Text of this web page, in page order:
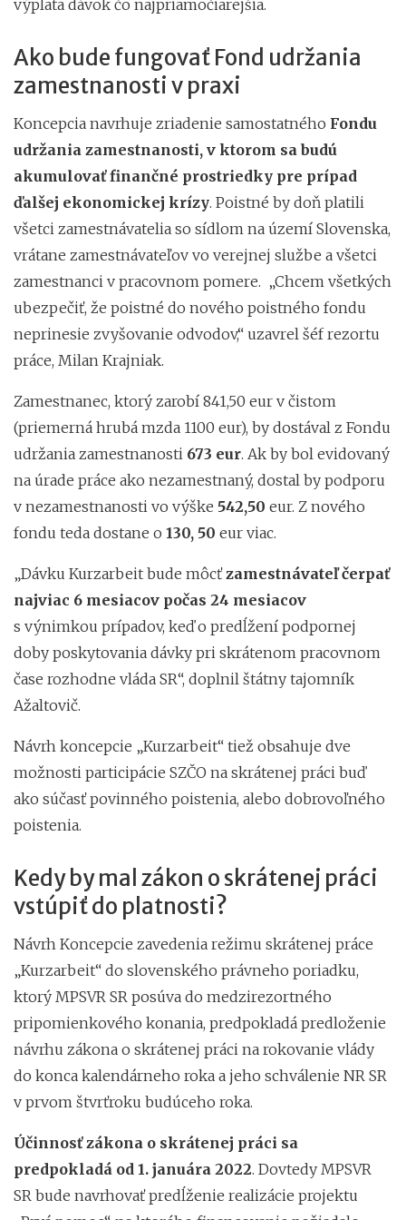
výplata dávok čo najpriamočiarejšia.
Ako bude fungovať Fond udržania
zamestnanosti v praxi
Koncepcia navrhuje zriadenie samostatného Fondu
udržania zamestnanosti, v ktorom sa budú
akumulovať finančné prostriedky pre prípad
ďalšej ekonomickej krízy. Poistné by doň platili
všetci zamestnávatelia so sídlom na území Slovenska,
vrátane zamestnávateľov vo verejnej službe a všetci
zamestnanci v pracovnom pomere. „Chcem všetkých
ubezpečiť, že poistné do nového poistného fondu
neprinesie zvyšovanie odvodov,“ uzavrel šéf rezortu
práce, Milan Krajniak.
Zamestnanec, ktorý zarobí 841,50 eur v čistom
(priemerná hrubá mzda 1100 eur), by dostával z Fondu
udržania zamestnanosti 673 eur. Ak by bol evidovaný
na úrade práce ako nezamestnaný, dostal by podporu
v nezamestnanosti vo výške 542,50 eur. Z nového
fondu teda dostane o 130, 50 eur viac.
„Dávku Kurzarbeit bude môcťzamestnávateľ čerpať
najviac 6 mesiacov počas 24 mesiacov
s výnimkou prípadov, keď o predĺžení podpornej
doby poskytovania dávky pri skrátenom pracovnom
čase rozhodne vláda SR“, doplnil štátny tajomník
Ažaltovič.
Návrh koncepcie „Kurzarbeit“ tiež obsahuje dve
možnosti participácie SZČO na skrátenej práci buď
ako súčasť povinného poistenia, alebo dobrovoľného
poistenia.
Kedy by mal zákon o skrátenej práci
vstúpiť do platnosti?
Návrh Koncepcie zavedenia režimu skrátenej práce
„Kurzarbeit“ do slovenského právneho poriadku,
ktorý MPSVR SR posúva do medzirezortného
pripomienkového konania, predpokladá predloženie
návrhu zákona o skrátenej práci na rokovanie vlády
do konca kalendárneho roka a jeho schválenie NR SR
v prvom štvrťroku budúceho roka.
Účinnosť zákona o skrátenej práci sa
predpokladá od 1. januára 2022. Dovtedy MPSVR
SR bude navrhovať predĺženie realizácie projektu